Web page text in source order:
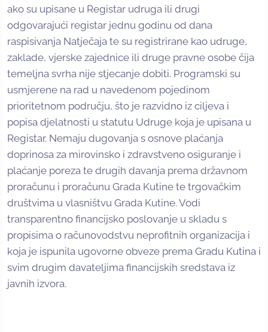
ako su upisane u Registar udruga ili drugi
odgovarajući registar jednu godinu od dana
raspisivanja Natječaja te su registrirane kao udruge,
zaklade, vjerske zajednice ili druge pravne osobe čija
temeljna svrha nije stjecanje dobiti. Programski su
usmjerene na rad u navedenom pojedinom
prioritetnom području, što je razvidno iz ciljeva i
popisa djelatnosti u statutu Udruge koja je upisana u
Registar. Nemaju dugovanja s osnove plaćanja
doprinosa za mirovinsko i zdravstveno osiguranje i
plaćanje poreza te drugih davanja prema državnom
proračunu i proračunu Grada Kutine te trgovačkim
društvima u vlasništvu Grada Kutine. Vodi
transparentno financijsko poslovanje u skladu s
propisima o računovodstvu neprofitnih organizacija i
koja je ispunila ugovorne obveze prema Gradu Kutina i
svim drugim davateljima financijskih sredstava iz
javnih izvora.